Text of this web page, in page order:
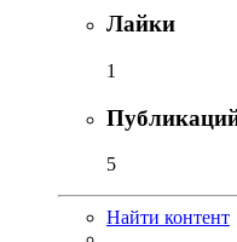
Лайки
1
5
Найти контент